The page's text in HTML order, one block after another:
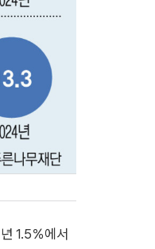
1.5％에서